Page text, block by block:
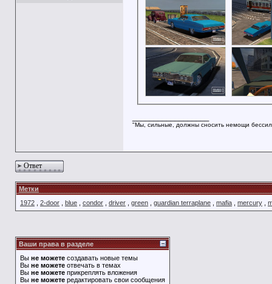
"Мы, сильные, должны сносить немощи
Ответ
Метки
1972
2-door blue condor driver green guardian terraplane mafia mercury
Ваши права в разделе
Вы не можете создавать новые темы
Вы не можете отвечать в темах
Вы не можете прикреплять вложения
Вы не можете редактировать свои сообщения